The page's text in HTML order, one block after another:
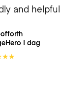
and helpful
I dag
★★